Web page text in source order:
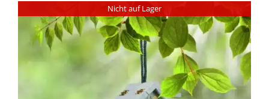
bis
1.644,30 €
Nicht auf Lager